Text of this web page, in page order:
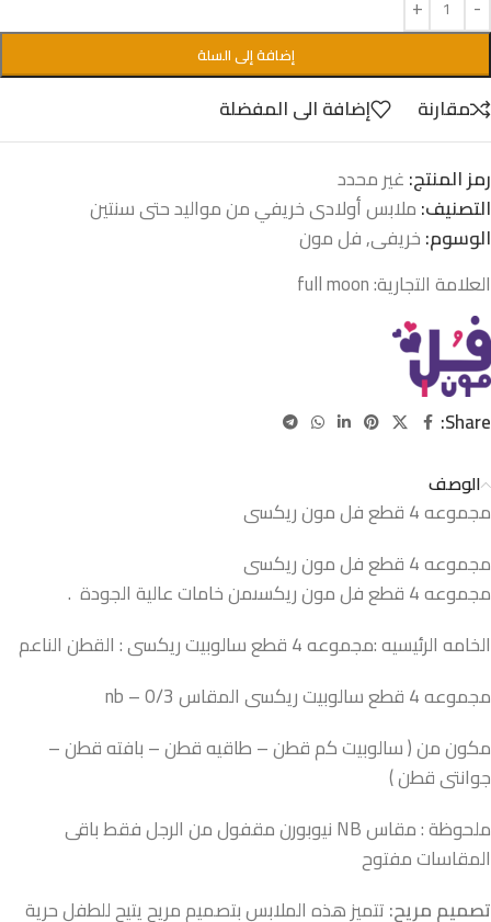
إضافة إلى السلة
مقارنة
إضافة الى المفضلة
رمز المنتج:غير محدد
التصنيف:ملابس أولادى خريفي من مواليد حتى سنتين
الوسوم:خريفى,فل مون
العلامة التجارية:full moon
Share:
الوصف
مجموعه 4 قطع فل مون ريكسى
مجموعه 4 قطع فل مون ريكسى
مجموعه 4 قطع فل مون ريكسىمن خامات عالية الجودة .
الخامه الرئيسيه :مجموعه 4 قطع سالوبيت ريكسى : القطن الناعم
مجموعه 4 قطع سالوبيت ريكسى المقاس nb – 0/3
مكون من ( سالوبيت كم قطن – طاقيه قطن – بافته قطن –
جوانتى قطن )
ملحوظة : مقاس NB نيوبورن مقفول من الرجل فقط باقى
المقاسات مفتوح
تصميم مريح:تتميز هذه الملابس بتصميم مريح يتيح للطفل حرية